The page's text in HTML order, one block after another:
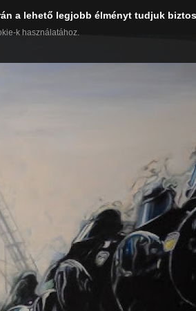
a lehető legjobb élményt tudjuk
k használatához.